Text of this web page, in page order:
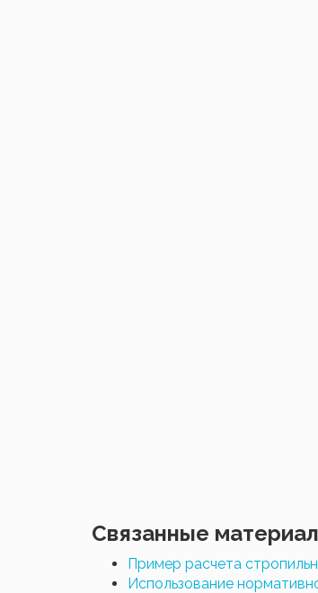
Связанные
Пример расчета
Использование